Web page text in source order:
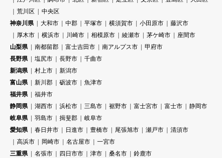
荒川区
中央区
神奈川県
大和市 中郡 平塚市 横須賀市 小田原市
藤沢市
厚木市
横浜市 川崎市 相模原市 綾瀬市 茅ケ崎市
座間市
山梨県
南都留郡 富士吉田市 南アルプス市
甲府市
長野県
塩尻市 長野市
千曲市
新潟県
村上市
新潟市
富山県
新川郡 砺波市
魚津市
福井県
福井市
静岡県
湖西市 浜松市 三島市 裾野市 富士宮市 富士市
静岡市
岐阜県
羽島市 揖斐郡
岐阜市
愛知県
春日井市 日進市 豊橋市 尾張旭市 瀬戸市
清須市
高浜市
岡崎市 名古屋市
一宮市
三重県
名張市 四日市市 津市 桑名市
鈴鹿市